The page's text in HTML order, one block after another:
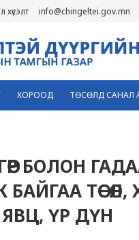
хүсэлт info@chingeltei.gov.mn
ХОРООД ТӨСӨЛД САНАЛ
БОЛОН
ТӨСӨЛ,
ҮР ДҮН